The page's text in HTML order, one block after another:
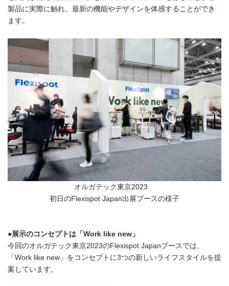
製品に実際に触れ、最新の機能やデザインを体感することができ
ます。
オルガテック東京2023
初日のFlexispot Japan出展ブースの様子
●展示のコンセプトは「Work like new 」
今回のオルガテック東京2023のFlexispot Japanブースでは、
「Work like new」をコンセプトに3つの新しいライフスタイルを提
案しています。